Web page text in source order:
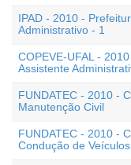
IPAD - 2010 -
Administrativo - 1
COPEVE-UFAL -
Assistente
FUNDATEC - 2010 -
Manutenção Civil
FUNDATEC - 2010 -
Condução de Veículos